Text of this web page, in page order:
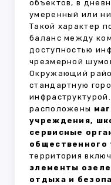
объектов, в
умеренный или
Такой характер
баланс между
доступностью
чрезмерной
Окружающий
стандартную
расположены
учреждения,
сервисные
общественного
территория
элементы
отдыха и